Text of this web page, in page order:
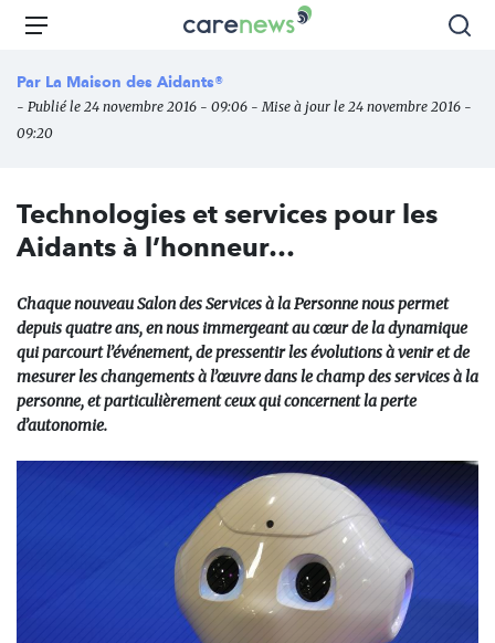
Aller
principal
Carenews,
média
des
Menu
Par La Maison des Aidants®
- Publié le 24 novembre 2016 - 09:06 - Mise à jour le 24 novembre 2016 -
09:20
Technologies et services pour les
Aidants à l’honneur…
Chaque nouveau Salon des Services à la Personne nous permet
depuis quatre ans, en nous immergeant au cœur de la dynamique
qui parcourt l’événement, de pressentir les évolutions à venir et de
mesurer les changements à l’œuvre dans le champ des services à la
personne, et particulièrement ceux qui concernent la perte
d’autonomie.